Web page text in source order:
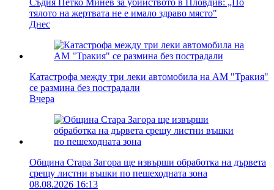
Съдия Петко Минев за убийството в Пловдив: „По
тялото на жертвата не е имало здраво място"
Днес
Катастрофа между три леки автомобила на АМ "Тракия"
се размина без пострадали
Вчера
Община Стара Загора ще извърши обработка на дървета
срещу листни въшки по пешеходната зона
08.08.2026 16:13